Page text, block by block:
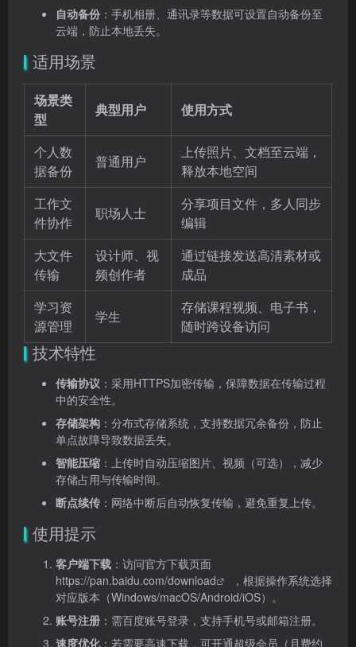
自动备份 ：手机相册、通讯录等数据可设置自动备份至
云端，防止本地丢失。
适用场景
场景类
型
典型用户 使用方式
个人数
据备份
普通用户
上传照片、文档至云端，
释放本地空间
工作文
件协作
职场人士
分享项目文件，多人同步
编辑
大文件
传输
设计师、视
频创作者
通过链接发送高清素材或
成品
学习资
源管理
学生
存储课程视频、电子书，
随时跨设备访问
技术特性
传输协议 ：采用HTTPS加密传输，保障数据在传输过程
中的安全性。
存储架构 ：分布式存储系统，支持数据冗余备份，防止
单点故障导致数据丢失。
智能压缩 ：上传时自动压缩图片、视频（可选），减少
存储占用与传输时间。
断点续传 ：网络中断后自动恢复传输，避免重复上传。
使用提示
客户端下载 ：访问官方下载页面
https://pan.baidu.com/download
，根据操作系统选择
对应版本（Windows/macOS/Android/iOS）。
账号注册 ：需百度账号登录，支持手机号或邮箱注册。
速度优化：若需要高速下载，可开通超级会员（月费约